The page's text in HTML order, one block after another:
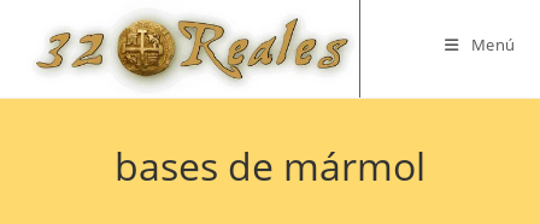
contenido
Menú
bases de mármol